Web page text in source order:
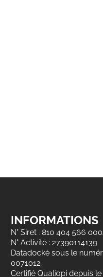
INFORMATIONS
N° Siret : 810 404 566
N° Activité : 27390114139
Datadocké sous le
0071012.
Certifié Qualiopi depuis